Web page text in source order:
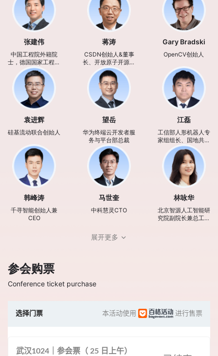
张建伟
中国工程院外籍院
士，德国国家工程院
院士
蒋涛
CSDN创始人&董事
长、开放原子开源基
金会理事
Gary Bradski
OpenCV创始人
袁进辉
硅基流动联合创始人
望岳
华为终端云开发者服
务与平台部总裁
江磊
工信部人形机器人专
家组组长、国地共建
人形机器人创新中心
首席科学家
韩峰涛
千寻智能创始人兼
CEO
马世奎
中科慧灵CTO
林咏华
北京智源人工智能研
究院副院长兼总工程
展开更多
参会购票
Conference ticket purchase